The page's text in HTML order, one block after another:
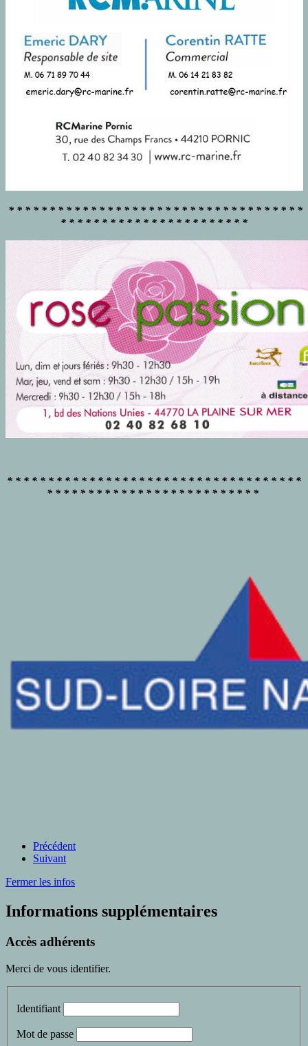
* * * * * * * * * * * * * * * * * * * * * * * * * * * * * * * * * * * *
* * * * * * * * * * * * * * * * * * * * * * *
* * * * * * * * * * * * * * * * * * * * * * * * * * * * * * * * * * * *
* * * * * * * * * * * * * * * * * * * * * * * * * *
Précédent
Suivant
Fermer les infos
Informations supplémentaires
Accès adhérents
Merci de vous identifier.
Identifiant
Mot de passe